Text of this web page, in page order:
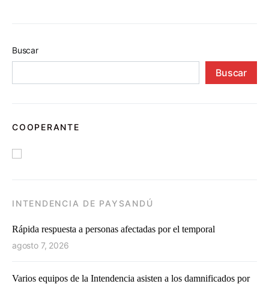
Buscar
Buscar
COOPERANTE
INTENDENCIA DE PAYSANDÚ
Rápida respuesta a personas afectadas por el temporal
agosto 7, 2026
Varios equipos de la Intendencia asisten a los damnificados por